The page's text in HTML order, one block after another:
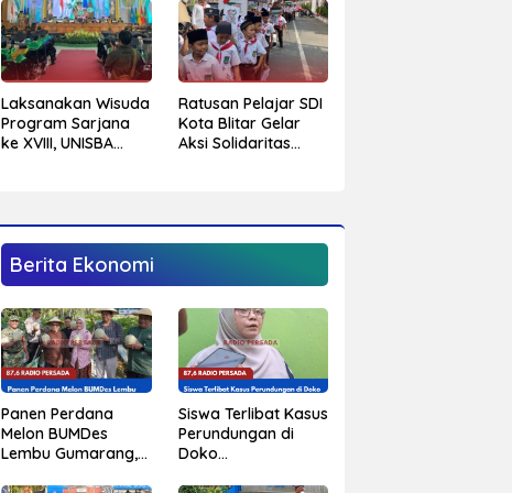
Laksanakan Wisuda
Program Sarjana
ke XVIII, UNISBA
Ratusan Pelajar SDI
Kota Blitar Gelar
Aksi Solidaritas
Berita Ekonomi
Panen Perdana
Melon BUMDes
Lembu Gumarang,
Siswa Terlibat Kasus
Perundungan di
Doko